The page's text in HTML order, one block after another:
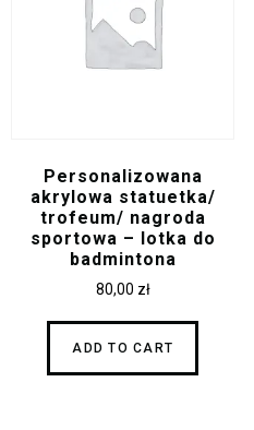
Personalizowana
akrylowa statuetka/
trofeum/ nagroda
sportowa – lotka do
badmintona
80,00 zł
ADD TO CART